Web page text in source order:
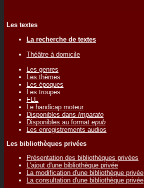
Les textes
La recherche de textes
Théâtre à domicile
Les genres
Les thèmes
Les époques
Les troupes
FLE
Le handicap moteur
Disponibles dans Imparato
Disponibles au format epub
Les enregistrements audios
Les bibliothèques privées
Présentation des bibliothèques privées
L'ajout d'une bibliothèque privée
La modification d'une bibliothèque privée
La consultation d'une bibliothèque privée